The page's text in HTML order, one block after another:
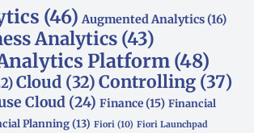
(46) Augmented Analytics(16)
Analytics (43)
Platform (48)
Cloud (32) Controlling (37)
Cloud (24) Finance(15) Financial
Planning(13) Fiori (10) Fiori Launchpad